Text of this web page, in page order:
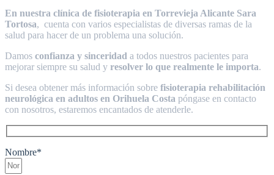
En nuestra clínica de fisioterapia en Torrevieja Alicante Sara
Tortosa, cuenta con varios especialistas de diversas ramas de la
salud para hacer de un problema una solución.
Damos confianza y sinceridad a todos nuestros pacientes para
mejorar siempre su salud y resolver lo que realmente le importa.
Si desea obtener más información sobre fisioterapia rehabilitación
neurológica en adultos en Orihuela Costa póngase en contacto
con nosotros, estaremos encantados de atenderle.
Nombre*